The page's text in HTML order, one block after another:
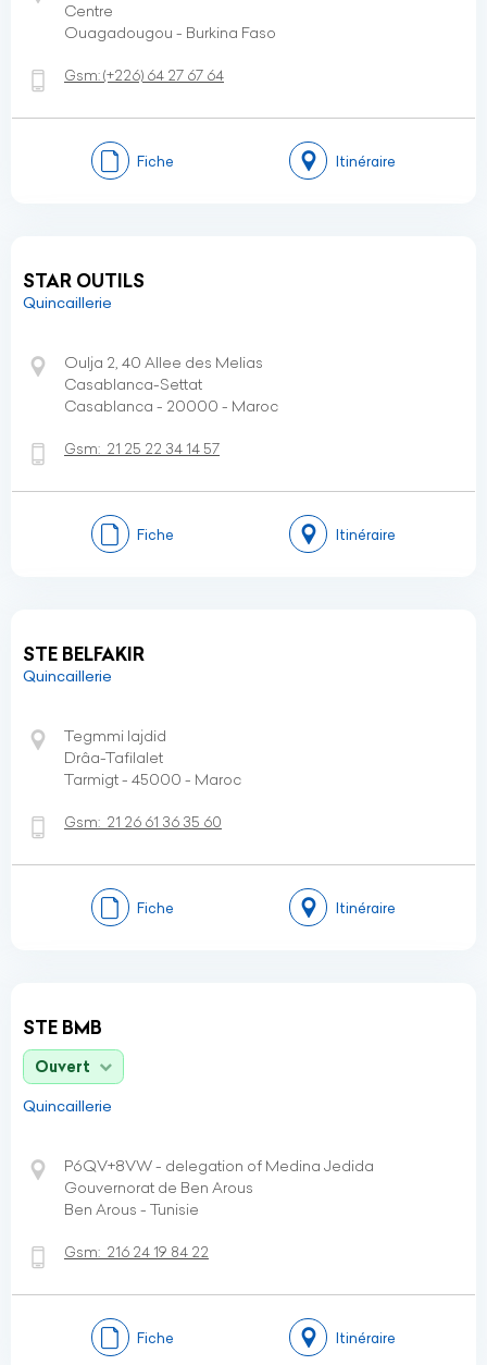
Centre
Ouagadougou - Burkina Faso
Gsm:(+226) 64 27 67 64
Fiche Itinéraire
STAR OUTILS
Quincaillerie
Oulja 2, 40 Allee des Melias
Casablanca-Settat
Casablanca - 20000 - Maroc
Gsm: 21 25 22 34 14 57
Fiche Itinéraire
STE BELFAKIR
Quincaillerie
Tegmmi lajdid
Drâa-Tafilalet
Tarmigt - 45000 - Maroc
Gsm: 21 26 61 36 35 60
Fiche Itinéraire
STE BMB
Ouvert
Quincaillerie
P6QV+8VW - delegation of Medina Jedida
Gouvernorat de Ben Arous
Ben Arous - Tunisie
Gsm: 216 24 19 84 22
Fiche Itinéraire